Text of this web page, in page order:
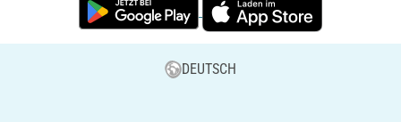
DEUTSCH